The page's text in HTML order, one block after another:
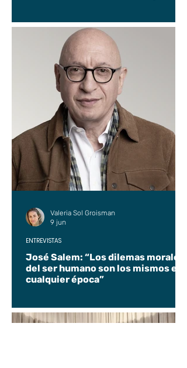
José Salem: “Los dilemas morales
del ser humano son los mismos en
cualquier época”
ENTREVISTAS
Valeria Sol Groisman
9 jun